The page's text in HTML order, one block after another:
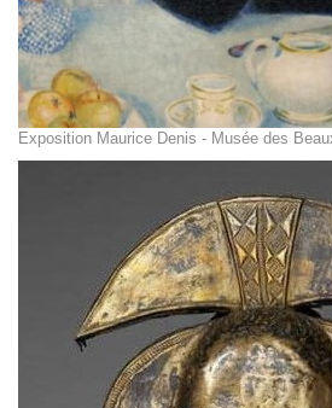
Exposition Maurice Denis - Musée des